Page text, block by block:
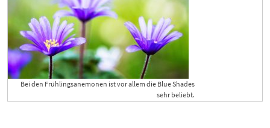
Bei den Frühlingsanemonen ist vor allem die Blue Shades
sehr beliebt.